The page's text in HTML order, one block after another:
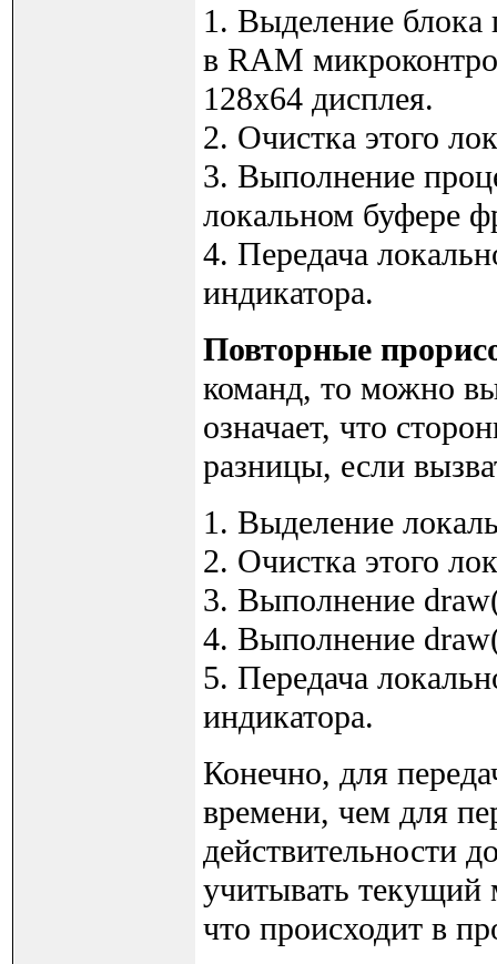
1. Выделение
в RAM
128x64 дисплея.
2. Очистка этого
3. Выполнение
локальном буфере
4. Передача
индикатора.
Повторные
команд, то можно
означает, что
разницы, если
1. Выделение
2. Очистка этого
3. Выполнение
4. Выполнение
5. Передача
индикатора.
Конечно, для
времени, чем для
действительности
учитывать текущий
что происходит в